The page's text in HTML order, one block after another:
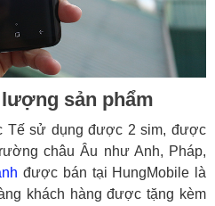
sản phẩm
Tế sử dụng được 2 sim, được
châu Âu như Anh, Pháp,
được bán tại HungMobile là
khách hàng được tặng kèm